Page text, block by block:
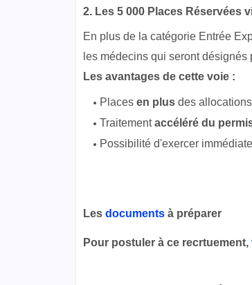
2. Les 5 000 Places Réservées
En plus de la catégorie Entrée
les médecins qui seront
Les avantages de cette voie :
Places en plusdes
Traitementaccéléré du
Possibilité d'exercer
Les documentsà préparer
Pour postuler à ce recrtuement,